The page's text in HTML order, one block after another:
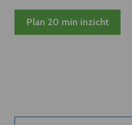
Plan 20 min inzicht